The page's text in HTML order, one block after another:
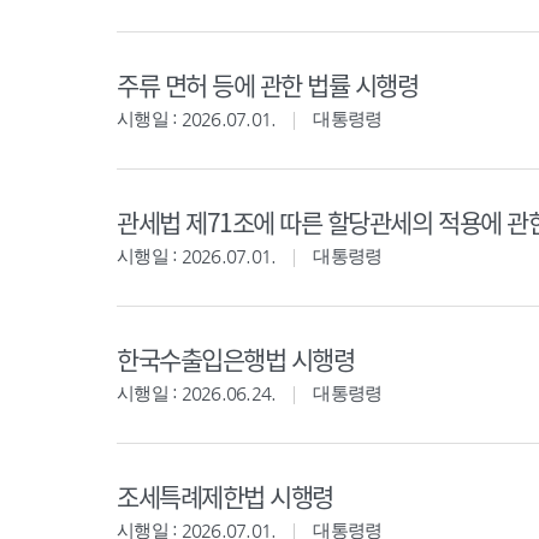
주류 면허 등에 관한 법률 시행령
시행일 : 2026.07.01. 대통령령
관세법 제71조에 따른 할당관세의 적용에 관
시행일 : 2026.07.01. 대통령령
한국수출입은행법 시행령
시행일 : 2026.06.24. 대통령령
조세특례제한법 시행령
시행일 : 2026.07.01. 대통령령